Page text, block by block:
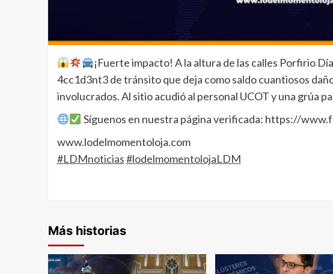
¡Fuerte impacto! A la altura de las calles Porfirio
4cc1d3nt3 de tránsito que deja como saldo cuantiosos
involucrados. Al sitio acudió al personal UCOT y una grúa
Síguenos en nuestra página verificada: https://
www.lodelmomentoloja.com
#LDMnoticias#lodelmomentolojaLDM
Más historias